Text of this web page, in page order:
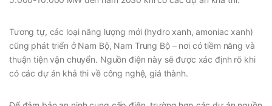
Tương tự, các loại năng lượng mới (hydro xanh, amoniac xanh)
cũng phát triển ở Nam Bộ, Nam Trung Bộ – nơi có tiềm năng và
thuận tiện vận chuyển. Nguồn điện này sẽ được xác định rõ khi
có các dự án khả thi về công nghệ, giá thành.